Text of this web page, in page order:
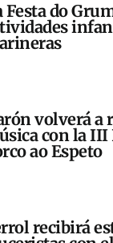
Festa do
volverá a
con la III
ao Espeto
recibirá